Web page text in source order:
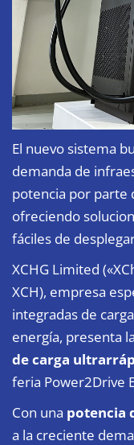
El nuevo sistema
demanda de
potencia por parte
ofreciendo
fáciles de
XCHG Limited
XCH), empresa
integradas de
energía, presenta
de carga
feria Power2Drive
Con una potencia
a la creciente